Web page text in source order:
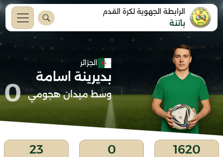
الرابطة الجهوية لكرة القدم
باتنة
الجزائر
بديرينة اسامة
وسط ميدان هجومي 0
1620
0
23